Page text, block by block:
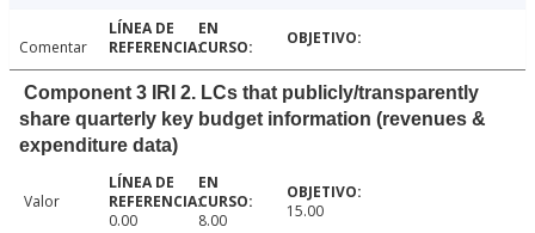
Comentar
Component 3 IRI 2. LCs that publicly/transparently
share quarterly key budget information (revenues &
expenditure data)
Valor
0.00
8.00 15.00